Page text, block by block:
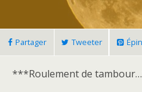
Partager Tweeter
***Roulement de